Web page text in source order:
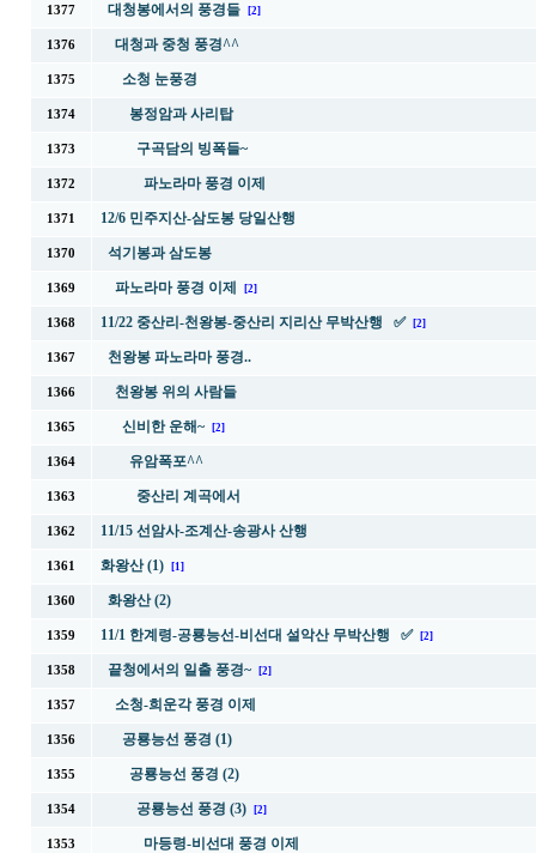
1377 대청봉에서의 풍경들 [2]
1376 대청과 중청 풍경^^
1375 소청 눈풍경
1374 봉정암과 사리탑
1373 구곡담의 빙폭들~
1372 파노라마 풍경 이제
1371 12/6 민주지산-삼도봉 당일산행
1370 석기봉과 삼도봉
1369 파노라마 풍경 이제 [2]
1368 11/22 중산리-천왕봉-중산리 지리산 무박산행 ✅ [2]
1367 천왕봉 파노라마 풍경..
1366 천왕봉 위의 사람들
1365 신비한 운해~ [2]
1364 유암폭포^^
1363 중산리 계곡에서
1362 11/15 선암사-조계산-송광사 산행
1361 화왕산 (1) [1]
1360 화왕산 (2)
1359 11/1 한계령-공룡능선-비선대 설악산 무박산행 ✅ [2]
1358 끝청에서의 일출 풍경~ [2]
1357 소청-희운각 풍경 이제
1356 공룡능선 풍경 (1)
1355 공룡능선 풍경 (2)
1354 공룡능선 풍경 (3) [2]
1353 마등령-비선대 풍경 이제